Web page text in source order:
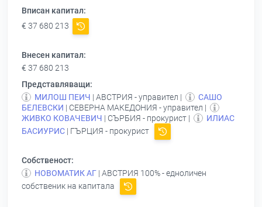
Вписан капитал:
€ 37 680 213
Внесен капитал:
€ 37 680 213
Представляващи:
МИЛОШ ПЕИЧ | АВСТРИЯ - управител |
САШО
БЕЛЕВСКИ | СЕВЕРНА МАКЕДОНИЯ - управител |
ЖИВКО КОВАЧЕВИЧ | СЪРБИЯ - прокурист |
ИЛИАС
БАСИУРИС | ГЪРЦИЯ - прокурист
Собственост:
НОВОМАТИК АГ | АВСТРИЯ 100% - едноличен
собственик на капитала